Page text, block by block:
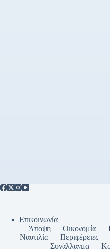
Επικοινωνία
Άποψη
Οικονομία
Ναυτιλία
Περιφέρειες
Συνάλλαγμα